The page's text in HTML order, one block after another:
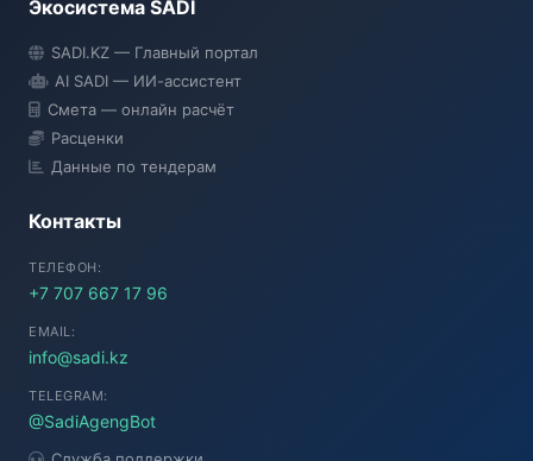
Экосистема SADI
SADI.KZ — Главный портал
AI SADI — ИИ-ассистент
Смета — онлайн расчёт
Расценки
Данные по тендерам
Контакты
ТЕЛЕФОН:
+7 707 667 17 96
EMAIL:
info@sadi.kz
TELEGRAM:
@SadiAgengBot
● Подключение...